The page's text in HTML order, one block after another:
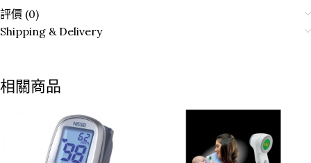
評價 (0)
Shipping & Delivery
相關商品